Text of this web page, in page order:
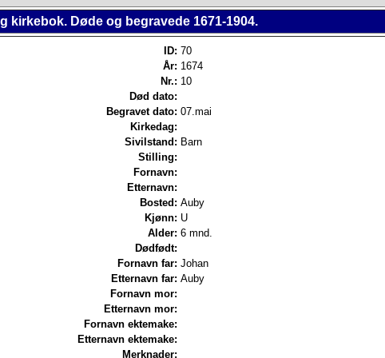
kirkebok. Døde og begravede 1671-1904.
ID: 70
År: 1674
Nr.: 10
Død dato:
Begravet dato: 07.mai
Kirkedag:
Sivilstand: Barn
Stilling:
Fornavn:
Etternavn:
Bosted: Auby
Kjønn: U
Alder: 6 mnd.
Dødfødt:
Fornavn far: Johan
Etternavn far: Auby
Fornavn mor:
Etternavn mor:
Fornavn ektemake:
Etternavn ektemake:
Merknader: